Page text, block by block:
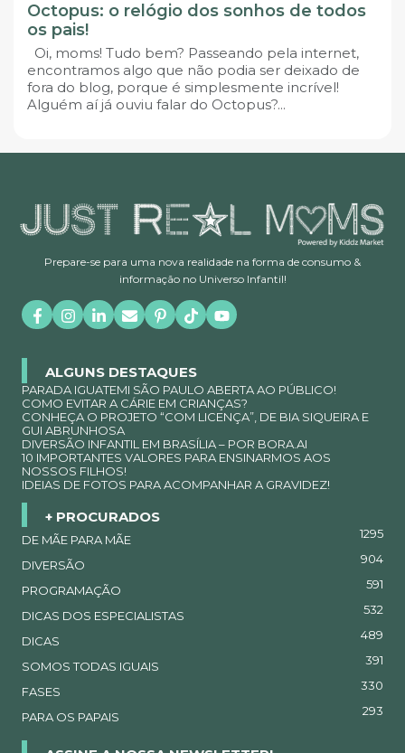
Octopus: o relógio dos sonhos de todos
os pais!
Oi, moms! Tudo bem? Passeando pela internet,
encontramos algo que não podia ser deixado de
fora do blog, porque é simplesmente incrível!
Alguém aí já ouviu falar do Octopus?...
Prepare-se para uma nova realidade na forma de consumo &
informação no Universo Infantil!
ALGUNS DESTAQUES
PARADA IGUATEMI SÃO PAULO ABERTA AO PÚBLICO!
COMO EVITAR A CÁRIE EM CRIANÇAS?
CONHEÇA O PROJETO “COM LICENÇA”, DE BIA SIQUEIRA E
GUI ABRUNHOSA
DIVERSÃO INFANTIL EM BRASÍLIA – POR BORA.AI
10 IMPORTANTES VALORES PARA ENSINARMOS AOS
NOSSOS FILHOS!
IDEIAS DE FOTOS PARA ACOMPANHAR A GRAVIDEZ!
+ PROCURADOS
DE MÃE PARA MÃE 1295
DIVERSÃO 904
PROGRAMAÇÃO 591
DICAS DOS ESPECIALISTAS 532
DICAS 489
SOMOS TODAS IGUAIS 391
FASES 330
PARA OS PAPAIS 293